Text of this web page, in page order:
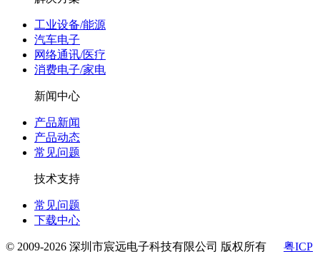
工业设备/能源
汽车电子
网络通讯/医疗
消费电子/家电
新闻中心
产品新闻
产品动态
常见问题
技术支持
常见问题
下载中心
© 2009-2026 深圳市宸远电子科技有限公司 版权所有 粤ICP